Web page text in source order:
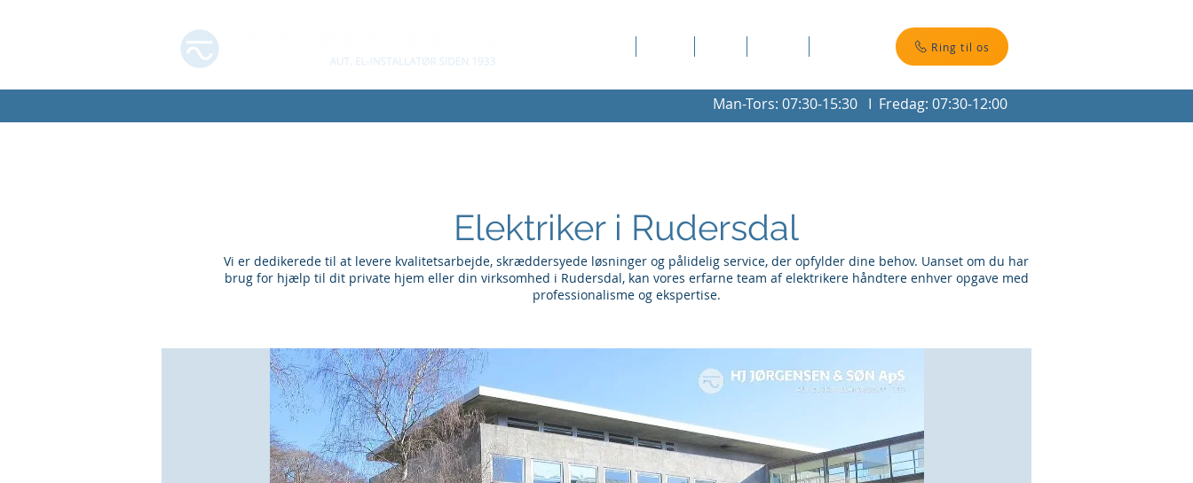
Ring til os
Man-Tors: 07:30-15:30 I Fredag: 07:30-12:00
Elektriker i Rudersdal
Vi er dedikerede til at levere kvalitetsarbejde, skræddersyede løsninger og pålidelig service, der opfylder dine behov. Uanset om du har
brug for hjælp til dit private hjem eller din virksomhed i Rudersdal, kan vores erfarne team af elektrikere håndtere enhver opgave med
professionalisme og ekspertise.